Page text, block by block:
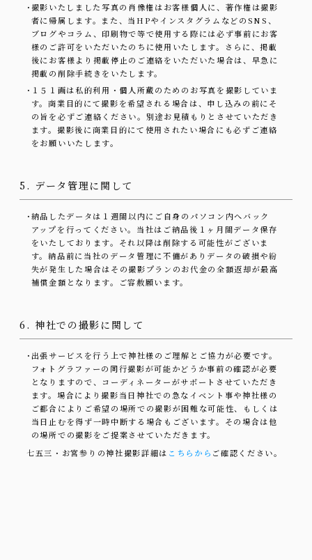
・撮影いたしました写真の肖像権はお客様個人に、著作権は撮影
者に帰属します。また、当HPやインスタグラムなどのSNS、
ブログやコラム、印刷物で等で使用する際には必ず事前にお客
様のご許可をいただいたのちに使用いたします。さらに、掲載
後にお客様より掲載停止のご連絡をいただいた場合は、早急に
掲載の削除手続きをいたします。
・ １５１画は私的利用・個人所蔵のためのお写真を撮影していま
す。商業目的にて撮影を希望される場合は、申し込みの前にそ
の旨を必ずご連絡ください。別途お見積もりとさせていただき
ます。撮影後に商業目的にて使用されたい場合にも必ずご連絡
をお願いいたします。
5. データ管理に関して
・納品したデータは１週間以内にご自身のパソコン内へバック
アップを行ってください。当社はご納品後１ヶ月間データ保存
をいたしております。それ以降は削除する可能性がございま
す。納品前に当社のデータ管理に不備がありデータの破損や紛
失が発生した場合はその撮影プランのお代金の全額返却が最高
補償金額となります。ご容赦願います。
6. 神社での撮影に関して
・ 出張サービスを行う上で神社様のご理解とご協力が必要です。
フォトグラファーの同行撮影が可能かどうか事前の確認が必要
となりますので、コーディネーターがサポートさせていただき
ます。場合により撮影当日神社での急なイベント事や神社様の
ご都合によりご希望の場所での撮影が困難な可能性、もしくは
当日止むを得ず一時中断する場合もございます。その場合は他
の場所での撮影をご提案させていただきます。
七五三・お宮参りの神社撮影詳細は こちらから ご確認ください。